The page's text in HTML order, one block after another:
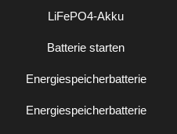
LiFePO4-Akku
Batterie starten
Energiespeicherbatterie
Energiespeicherbatterie